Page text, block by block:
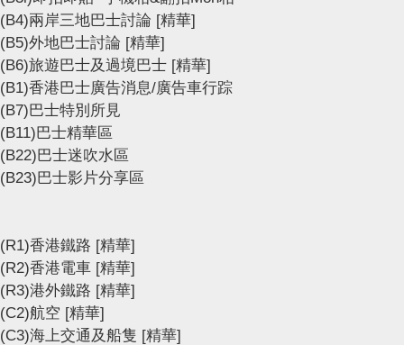
(B4)兩岸三地巴士討論 [精華]
(B5)外地巴士討論 [精華]
(B6)旅遊巴士及過境巴士 [精華]
(B1)香港巴士廣告消息/廣告車行踪
(B7)巴士特別所見
(B11)巴士精華區
(B22)巴士迷吹水區
(B23)巴士影片分享區
(R1)香港鐵路 [精華]
(R2)香港電車 [精華]
(R3)港外鐵路 [精華]
(C2)航空 [精華]
(C3)海上交通及船隻 [精華]